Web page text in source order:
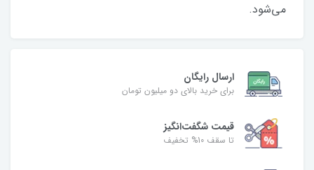
می‌شود.
ارسال رایگان
برای خرید بالای دو میلیون تومان
قیمت شگفت‌انگیز
تا سقف 10% تخفیف